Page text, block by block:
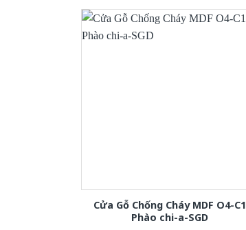
Cửa Gỗ Chống Cháy MDF O4-C1
Phào chi-a-SGD